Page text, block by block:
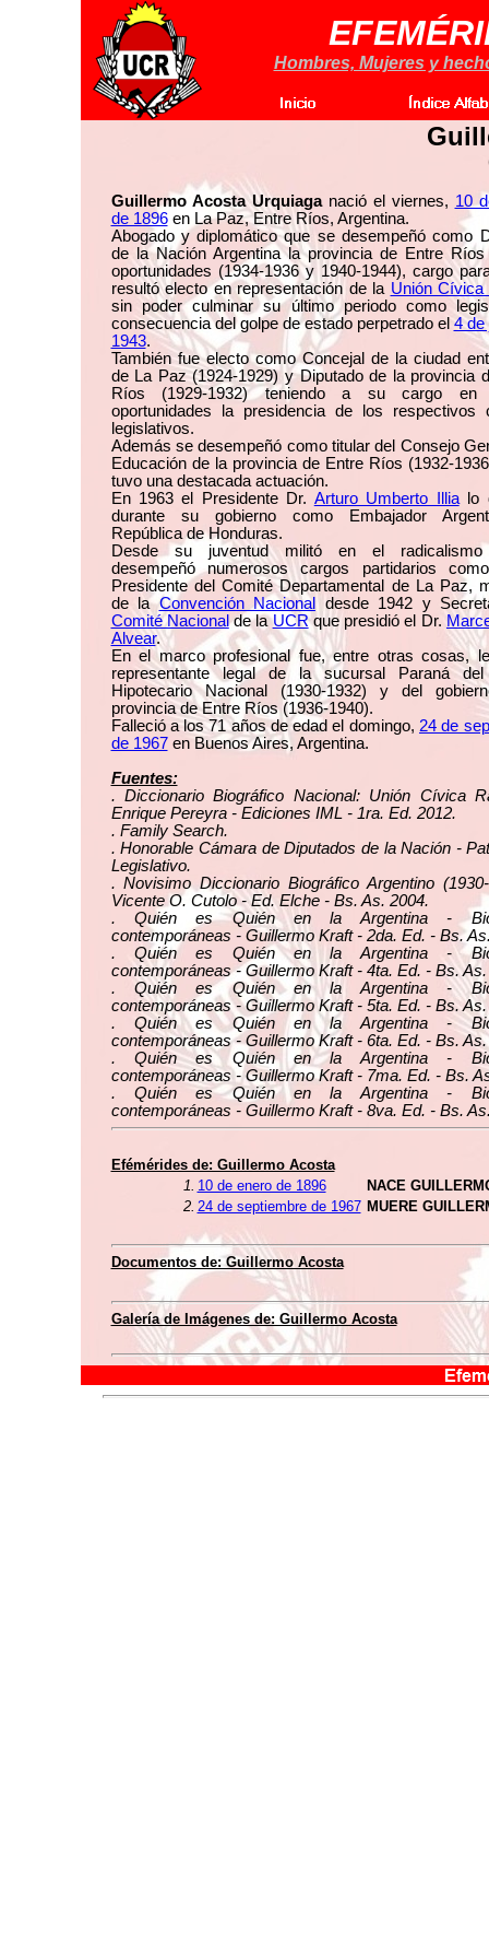
Hombres, Mujeres y
Guillermo Acosta Urquiaganació el viernes, 10
de 1896en La Paz, Entre Ríos, Argentina.
Abogado y diplomático que se desempeñó como
de la Nación Argentina la provincia de Entre
oportunidades (1934-1936 y 1940-1944), cargo
resultó electo en representación de la Unión Cívica
sin poder culminar su último periodo como
consecuencia del golpe de estado perpetrado el 4 de
1943.
También fue electo como Concejal de la ciudad
de La Paz (1924-1929) y Diputado de la provincia
Ríos (1929-1932) teniendo a su cargo en
oportunidades la presidencia de los respectivos
legislativos.
Además se desempeñó como titular del Consejo
Educación de la provincia de Entre Ríos (1932-
tuvo una destacada actuación.
En 1963 el Presidente Dr. Arturo Umberto Illialo
durante su gobierno como Embajador
República de Honduras.
Desde su juventud militó en el radicalismo
desempeñó numerosos cargos partidarios
Presidente del Comité Departamental de La Paz,
de laConvención Nacional
desde 1942 y
Comité Nacionalde laUCRque presidió el Dr.
Alvear.
En el marco profesional fue, entre otras cosas,
representante legal de la sucursal Paraná
Hipotecario Nacional (1930-1932) y del
provincia de Entre Ríos (1936-1940).
Falleció a los 71 años de edad el domingo, 24 de
de 1967en Buenos Aires, Argentina.
Fuentes:
. Diccionario Biográfico Nacional: Unión Cívica
Enrique Pereyra - Ediciones IML - 1ra. Ed. 2012.
. Family Search.
. Honorable Cámara de Diputados de la Nación -
Legislativo.
. Novisimo Diccionario Biográfico Argentino
Vicente O. Cutolo - Ed. Elche - Bs. As. 2004.
. Quién es Quién en la Argentina -
contemporáneas - Guillermo Kraft - 2da. Ed. - Bs.
. Quién es Quién en la Argentina -
contemporáneas - Guillermo Kraft - 4ta. Ed. - Bs. As.
. Quién es Quién en la Argentina -
contemporáneas - Guillermo Kraft - 5ta. Ed. - Bs. As.
. Quién es Quién en la Argentina -
contemporáneas - Guillermo Kraft - 6ta. Ed. - Bs. As.
. Quién es Quién en la Argentina -
contemporáneas - Guillermo Kraft - 7ma. Ed. - Bs.
. Quién es Quién en la Argentina -
contemporáneas - Guillermo Kraft - 8va. Ed. - Bs.
Efémérides de: Guillermo Acosta
1. 10 de enero de 1896
NACE
2. 24 de septiembre de 1967 MUERE
Documentos de: Guillermo Acosta
Galería de Imágenes de: Guillermo Acosta